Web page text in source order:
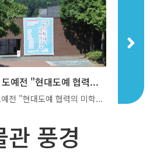
예전 "현대도예 협력...
전 "현대도예 협력의 미학...
풍경